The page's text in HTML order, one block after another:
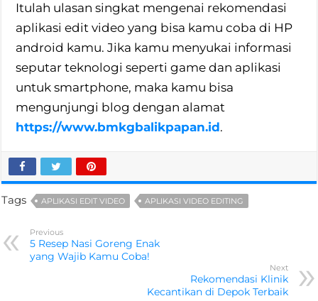
Itulah ulasan singkat mengenai rekomendasi
aplikasi edit video yang bisa kamu coba di HP
android kamu. Jika kamu menyukai informasi
seputar teknologi seperti game dan aplikasi
untuk smartphone, maka kamu bisa
mengunjungi blog dengan alamat
https://www.bmkgbalikpapan.id.
Tags APLIKASI EDIT VIDEO APLIKASI VIDEO EDITING
Previous
5 Resep Nasi Goreng Enak
yang Wajib Kamu Coba!
Next
Rekomendasi Klinik
Kecantikan di Depok Terbaik